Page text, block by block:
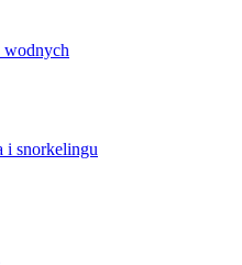
i snorkelingu